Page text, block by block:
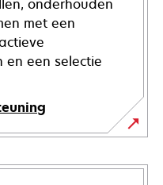
onderhouden
met een
een selectie